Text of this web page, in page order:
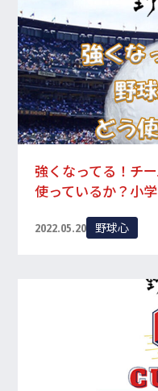
強くなってる！チ
使っているか？小
2022.05.20 野球心